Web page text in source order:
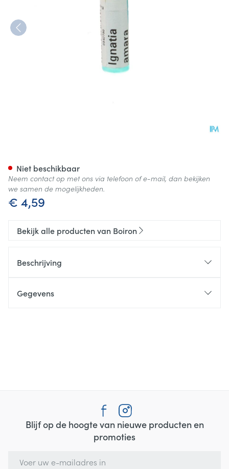
€ 4,59
Niet beschikbaar
Neem contact op met ons via telefoon of e-mail, dan bekijken
we samen de mogelijkheden.
Bekijk alle producten van Boiron
Beschrijving
Gegevens
Blijf op de hoogte van nieuwe producten en
promoties